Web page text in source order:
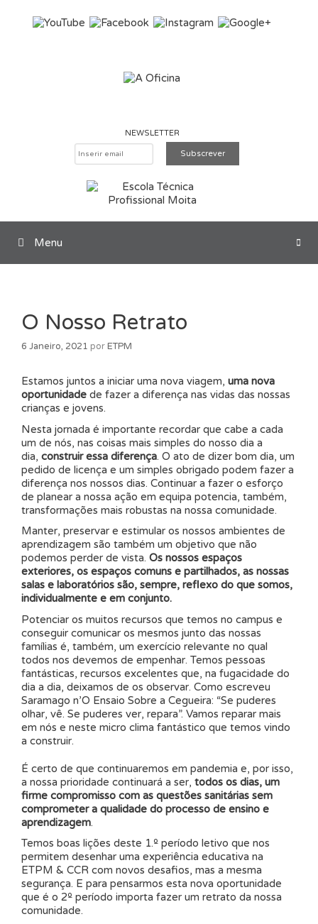
NEWSLETTER
Pesquisar
Menu
O Nosso Retrato
6 Janeiro, 2021 porETPM
Estamos juntos a iniciar uma nova viagem, uma nova
oportunidade de fazer a diferença nas vidas das nossas
crianças e jovens.
Nesta jornada é importante recordar que cabe a cada
um de nós, nas coisas mais simples do nosso dia a
dia, construir essa diferença. O ato de dizer bom dia, um
pedido de licença e um simples obrigado podem fazer a
diferença nos nossos dias. Continuar a fazer o esforço
de planear a nossa ação em equipa potencia, também,
transformações mais robustas na nossa comunidade.
Manter, preservar e estimular os nossos ambientes de
aprendizagem são também um objetivo que não
podemos perder de vista. Os nossos espaços
exteriores, os espaços comuns e partilhados, as nossas
salas e laboratórios são, sempre, reflexo do que somos,
individualmente e em conjunto.
Potenciar os muitos recursos que temos no campus e
conseguir comunicar os mesmos junto das nossas
famílias é, também, um exercício relevante no qual
todos nos devemos de empenhar. Temos pessoas
fantásticas, recursos excelentes que, na fugacidade do
dia a dia, deixamos de os observar. Como escreveu
Saramago n’O Ensaio Sobre a Cegueira: “Se puderes
olhar, vê. Se puderes ver, repara”. Vamos reparar mais
em nós e neste micro clima fantástico que temos vindo
a construir.
É certo de que continuaremos em pandemia e, por isso,
a nossa prioridade continuará a ser, todos os dias, um
firme compromisso com as questões sanitárias sem
comprometer a qualidade do processo de ensino e
aprendizagem.
Temos boas lições deste 1.º período letivo que nos
permitem desenhar uma experiência educativa na
ETPM & CCR com novos desafios, mas a mesma
segurança. E para pensarmos esta nova oportunidade
que é o 2º período importa fazer um retrato da nossa
comunidade.